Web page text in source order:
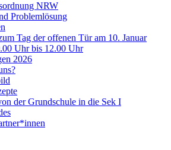
NRW
Problemlösung
Tag der offenen Tür am 10. Januar
Uhr bis 12.00 Uhr
2026
der Grundschule in die Sek I